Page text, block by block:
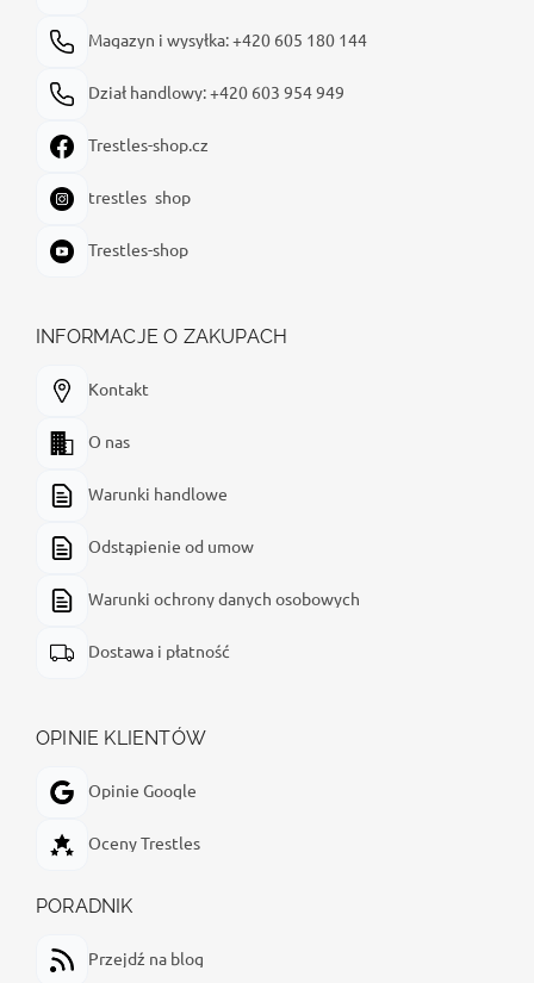
Magazyn i wysyłka: +420 605 180 144
Dział handlowy: +420 603 954 949
Trestles-shop.cz
trestles_shop
Trestles-shop
INFORMACJE O ZAKUPACH
Kontakt
O nas
Warunki handlowe
Odstąpienie od umow
Warunki ochrony danych osobowych
Dostawa i płatność
OPINIE KLIENTÓW
Opinie Google
Oceny Trestles
PORADNIK
Przejdź na blog